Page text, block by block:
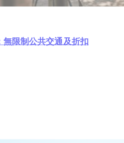
無限制公共交通及折扣